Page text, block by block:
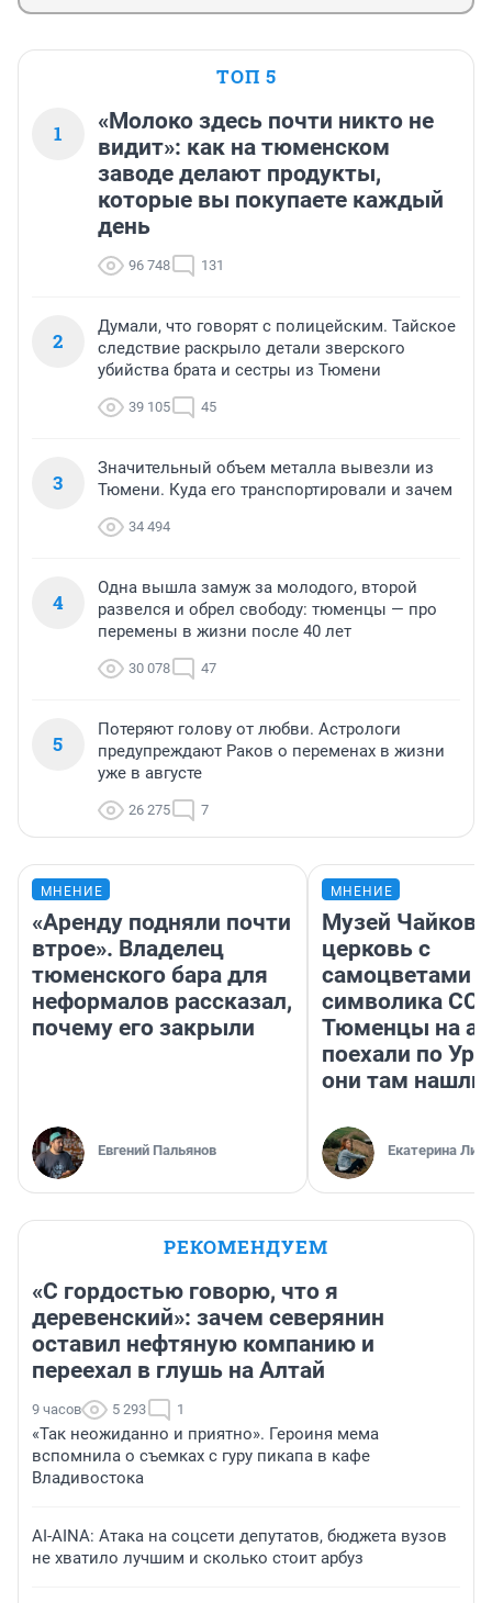
ТОП 5
1
«Молоко здесь почти никто не
видит»: как на тюменском
заводе делают продукты,
которые вы покупаете каждый
день
96 748 131
2
Думали, что говорят с полицейским. Тайское
следствие раскрыло детали зверского
убийства брата и сестры из Тюмени
39 105 45
3
Значительный объем металла вывезли из
Тюмени. Куда его транспортировали и зачем
34 494
4
Одна вышла замуж за молодого, второй
развелся и обрел свободу: тюменцы — про
перемены в жизни после 40 лет
30 078 47
5
Потеряют голову от любви. Астрологи
предупреждают Раков о переменах в жизни
уже в августе
26 275 7
МНЕНИЕ
«Аренду подняли почти
втрое». Владелец
тюменского бара для
неформалов рассказал,
почему его закрыли
Евгений Пальянов
МНЕНИЕ
Музей
церковь с
самоцветами
символика
Тюменцы на
поехали по
они там нашли
Екатерина
РЕКОМЕНДУЕМ
«С гордостью говорю, что я
деревенский»: зачем северянин
оставил нефтяную компанию и
переехал в глушь на Алтай
9 часов 5 293 1
«Так неожиданно и приятно». Героиня мема
вспомнила о съемках с гуру пикапа в кафе
Владивостока
AI-AINA: Атака на соцсети депутатов, бюджета вузов
не хватило лучшим и сколько стоит арбуз